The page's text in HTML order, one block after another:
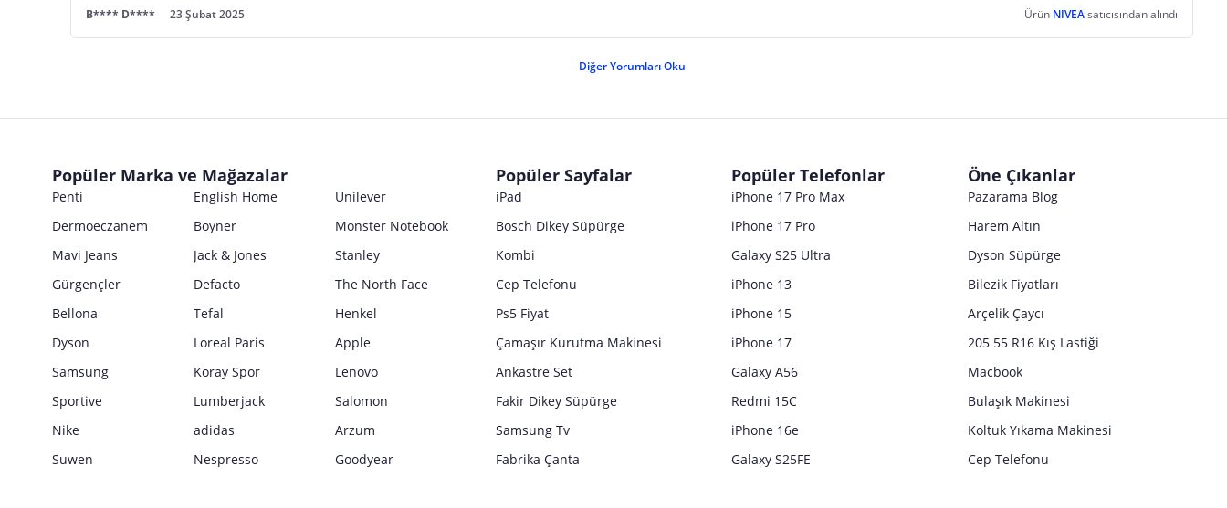
B**** D**** 23 Şubat 2025 Ürün NIVEAsatıcısından alındı
Diğer Yorumları Oku
Popüler Marka ve Mağazalar
Penti English Home
Unilever
Dermoeczanem
Boyner
Monster Notebook
Mavi Jeans
Jack & Jones
Stanley
Gürgençler
Defacto
The North Face
Bellona
Tefal
Henkel
Dyson
Loreal Paris
Apple
Samsung
Koray Spor
Lenovo
Sportive
Lumberjack
Salomon
Nike
adidas
Arzum
Suwen
Nespresso Goodyear
Popüler Sayfalar
iPad
Bosch Dikey Süpürge
Kombi
Cep Telefonu
Ps5 Fiyat
Çamaşır Kurutma Makinesi
Ankastre Set
Fakir Dikey Süpürge
Samsung Tv
Fabrika Çanta
Popüler Telefonlar
iPhone 17 Pro Max
iPhone 17 Pro
Galaxy S25 Ultra
iPhone 13
iPhone 15
iPhone 17
Galaxy A56
Redmi 15C
iPhone 16e
Galaxy S25FE
Öne Çıkanlar
Pazarama Blog
Harem Altın
Dyson Süpürge
Bilezik Fiyatları
Arçelik Çaycı
205 55 R16 Kış Lastiği
Macbook
Bulaşık Makinesi
Koltuk Yıkama Makinesi
Cep Telefonu